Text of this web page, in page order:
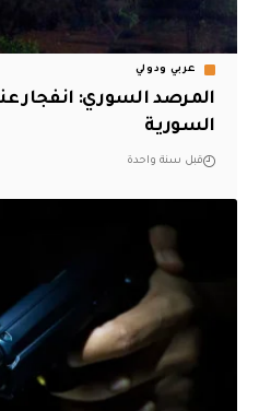
عربي ودولي
المرصد السوري: انفجار
السورية
قبل سنة واحدة